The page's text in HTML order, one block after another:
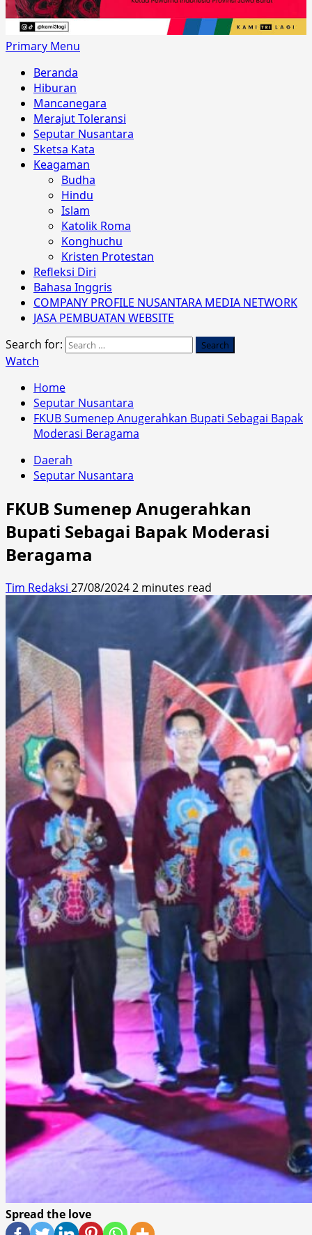
Primary Menu
Beranda
Hiburan
Mancanegara
Merajut Toleransi
Seputar Nusantara
Sketsa Kata
Keagaman
Budha
Hindu
Islam
Katolik Roma
Konghuchu
Kristen Protestan
Refleksi Diri
Bahasa Inggris
COMPANY PROFILE NUSANTARA MEDIA NETWORK
JASA PEMBUATAN WEBSITE
Search for:
Watch
Home
Seputar Nusantara
FKUB Sumenep Anugerahkan Bupati Sebagai Bapak
Moderasi Beragama
Daerah
Seputar Nusantara
FKUB Sumenep Anugerahkan
Bupati Sebagai Bapak Moderasi
Beragama
Tim Redaksi 27/08/20242 minutes read
Spread the love